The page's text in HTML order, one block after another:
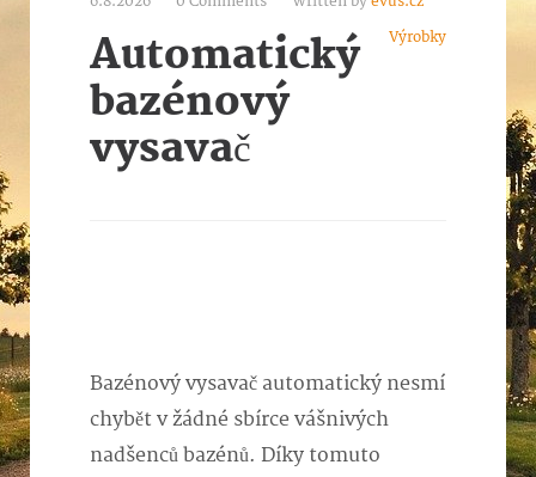
Výrobky
Automatický
bazénový
vysavač
Bazénový vysavač automatický nesmí
chybět v žádné sbírce vášnivých
nadšenců bazénů. Díky tomuto